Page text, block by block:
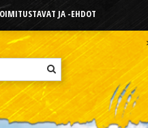
JA -EHDOT